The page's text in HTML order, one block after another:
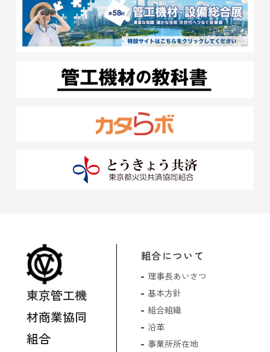
東京管工機
材商業協同
組合
組合について
理事長あいさつ
基本方針
組合組織
沿革
事業所所在地